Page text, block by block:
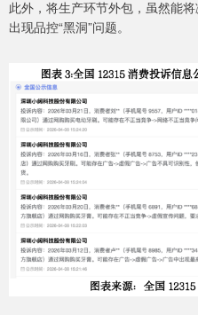
此外，将生产环节外包，虽然能
出现品控“黑洞”问题。